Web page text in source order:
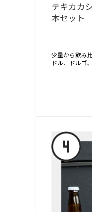
テキカカ
本セット
少量から飲み
ドル、ドルゴ